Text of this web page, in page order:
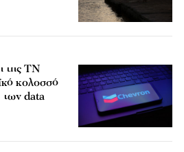
της ΤΝ
κολοσσό
των data